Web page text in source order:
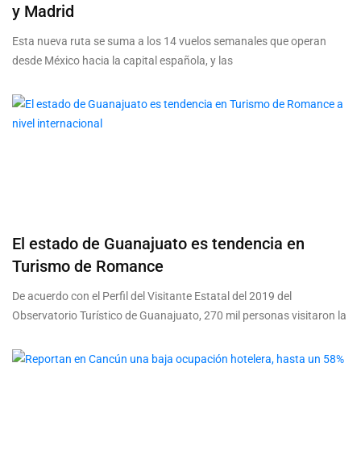
y Madrid
Esta nueva ruta se suma a los 14 vuelos semanales que operan
desde México hacia la capital española, y las
El estado de Guanajuato es tendencia en
Turismo de Romance
De acuerdo con el Perfil del Visitante Estatal del 2019 del
Observatorio Turístico de Guanajuato, 270 mil personas visitaron la